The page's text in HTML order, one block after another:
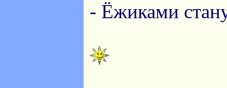
- Ёжиками